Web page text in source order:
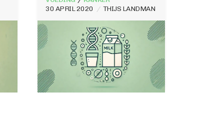
30 APRIL 2020 THIJS LANDMAN